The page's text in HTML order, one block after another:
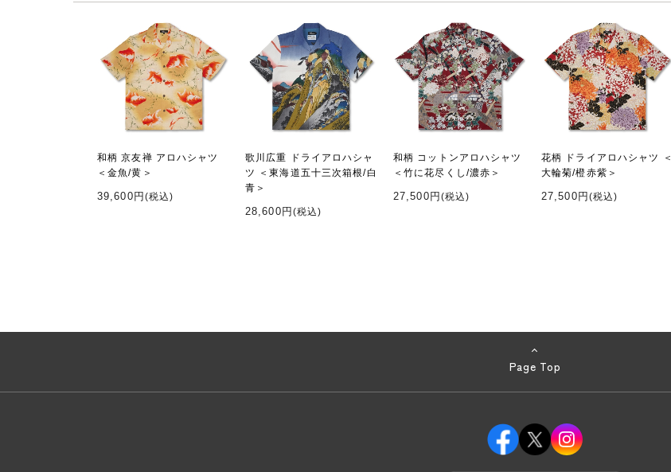
和柄 京友禅 アロハシャツ
＜金魚/黄＞
39,600円 (税込)
歌川広重 ドライアロハシャ
ツ ＜東海道五十三次箱根/白
青＞
28,600円 (税込)
和柄 コットンアロハシャツ
＜竹に花尽くし/濃赤＞
27,500円 (税込)
花柄 ドライアロハシャツ ＜
大輪菊/橙赤紫＞
27,500円 (税込)
Page Top